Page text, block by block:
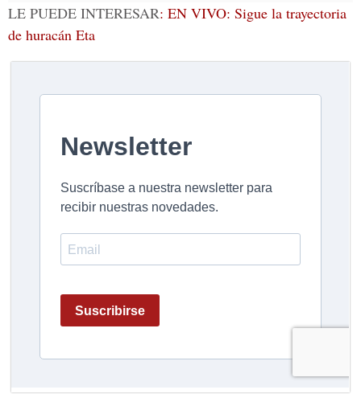
LE PUEDE INTERESAR: EN VIVO: Sigue la trayectoria
de huracán Eta